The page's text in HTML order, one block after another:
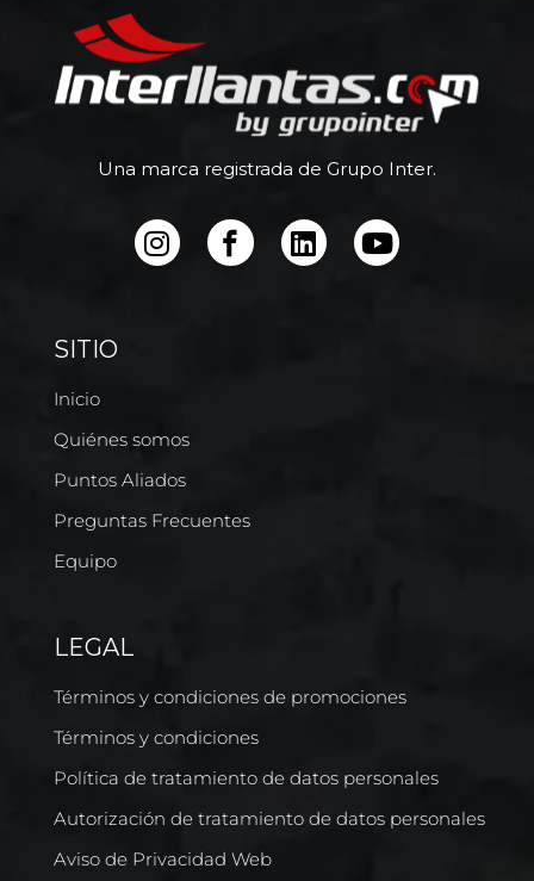
Una marca registrada de Grupo Inter.
SITIO
Inicio
Quiénes somos
Puntos Aliados
Preguntas Frecuentes
Equipo
LEGAL
Términos y condiciones de promociones
Términos y condiciones
Política de tratamiento de datos personales
Autorización de tratamiento de datos personales
Aviso de Privacidad Web